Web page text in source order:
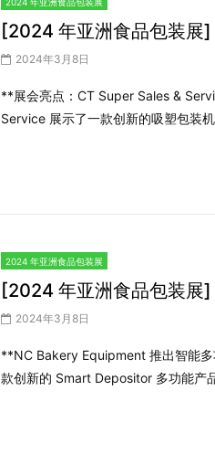
[2024 年亚洲食品包装展
2024年3月8日
**展会亮点：CT Super Sales &
Service 展示了一款创新的吸塑包装
2024 年亚洲食品包装展
[2024 年亚洲食品包装展
2024年3月8日
**NC Bakery Equipment 推出智能
款创新的 Smart Depositor 多功能产